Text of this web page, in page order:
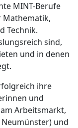
MINT-Berufe
Mathematik,
Technik.
sind,
und in denen
ihre
und
Arbeitsmarkt,
und